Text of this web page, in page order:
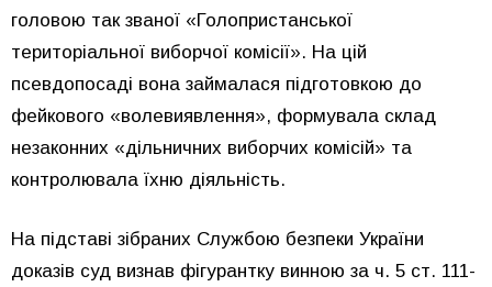
головою так званої «Голопристанської
територіальної виборчої комісії». На цій
псевдопосаді вона займалася підготовкою до
фейкового «волевиявлення», формувала склад
незаконних «дільничних виборчих комісій» та
контролювала їхню діяльність.
На підставі зібраних Службою безпеки України
доказів суд визнав фігурантку винною за ч. 5 ст. 111-